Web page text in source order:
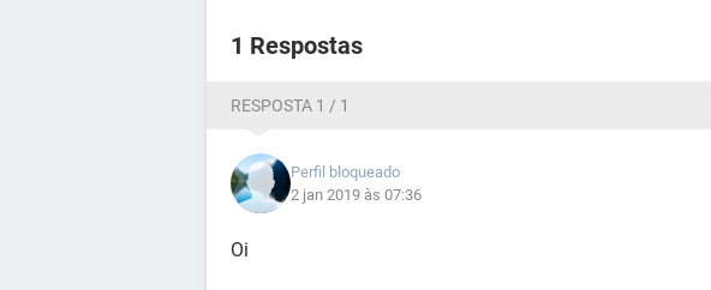
1 Respostas
RESPOSTA 1 / 1
Perfil bloqueado
2 jan 2019 às 07:36
Oi